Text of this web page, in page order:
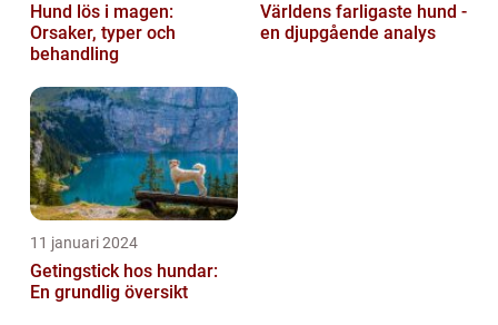
Hund lös i magen:
Orsaker, typer och
behandling
Världens farligaste hund -
en djupgående analys
11 januari 2024
Getingstick hos hundar:
En grundlig översikt